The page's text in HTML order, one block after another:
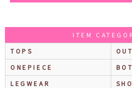
ITEM
TOPS
ONEPIECE
LEGWEAR